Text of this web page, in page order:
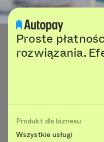
Proste
rozwiązania.
Produkt dla biznesu
Wszystkie usługi